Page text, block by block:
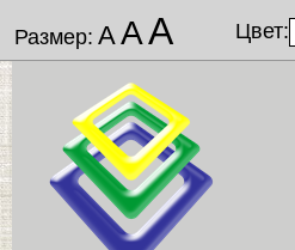
Размер: ААА Цвет: